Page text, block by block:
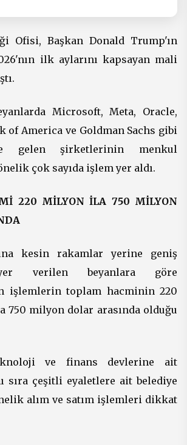
Ofisi, Başkan Donald Trump'ın
ilk aylarını kapsayan mali
Microsoft, Meta, Oracle,
of America ve Goldman Sachs gibi
gelen şirketlerinin menkul
çok sayıda işlem yer aldı.
220 MİLYON İLA 750 MİLYON
kesin rakamlar yerine geniş
verilen beyanlara göre
işlemlerin toplam hacminin 220
750 milyon dolar arasında olduğu
ve finans devlerine ait
sıra çeşitli eyaletlere ait belediye
alım ve satım işlemleri dikkat